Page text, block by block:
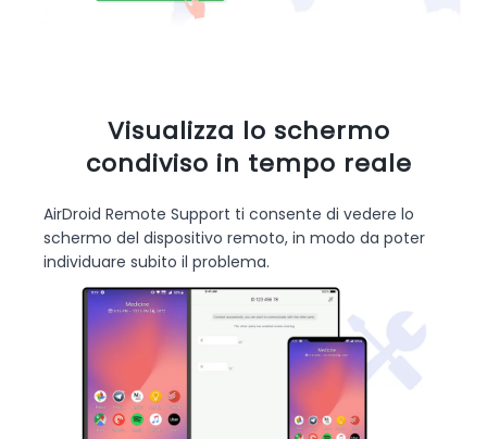
Visualizza lo schermo
condiviso in tempo reale
AirDroid Remote Support ti consente di vedere lo
schermo del dispositivo remoto, in modo da poter
individuare subito il problema.